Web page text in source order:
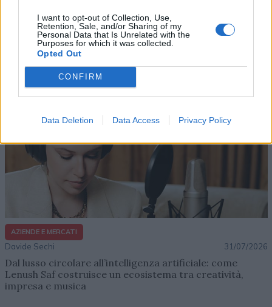
I want to opt-out of Collection, Use,
Retention, Sale, and/or Sharing of my
Personal Data that Is Unrelated with the
Purposes for which it was collected.
Opted Out
CONFIRM
Data Deletion Data Access Privacy Policy
Altri articoli che potrebbero piacerti
AZIENDE E MERCATI
Davide Sechi 31/07/2026
Dal lusso circolare all’intelligenza artificiale: come
Lenush Saf costruisce un ecosistema tra creatività,
impresa e musica